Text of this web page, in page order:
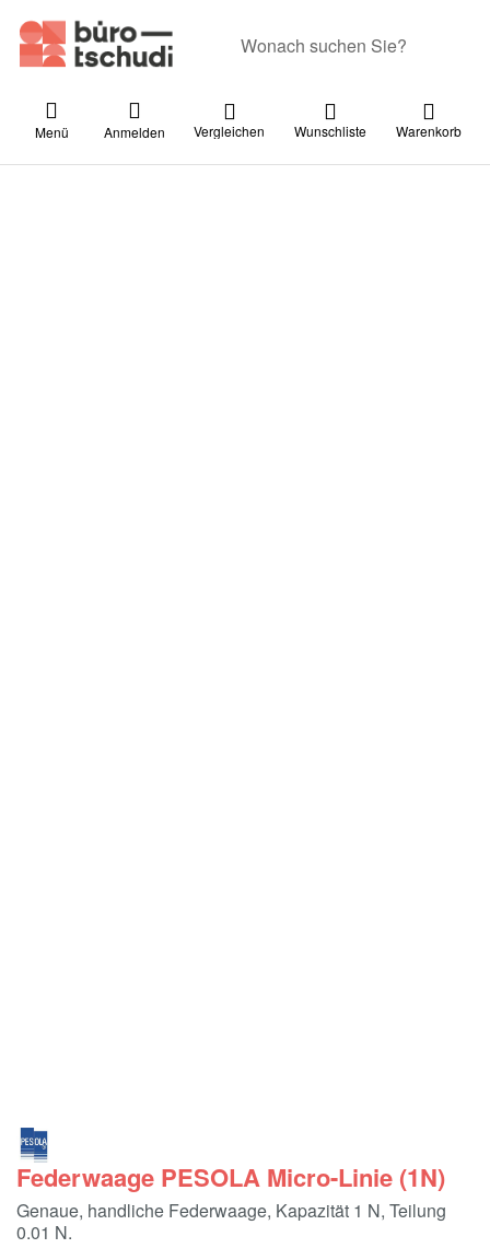
Menü Anmelden Vergleichen Wunschliste Warenkorb
Federwaage PESOLA Micro-Linie (1N)
Genaue, handliche Federwaage, Kapazität 1 N, Teilung
0.01 N.